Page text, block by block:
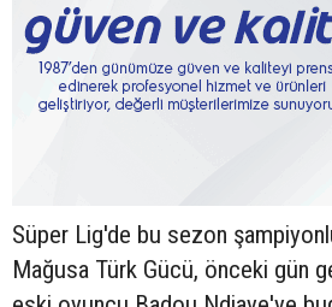
Süper Lig'de bu sezon
Mağusa Türk Gücü, önceki gün